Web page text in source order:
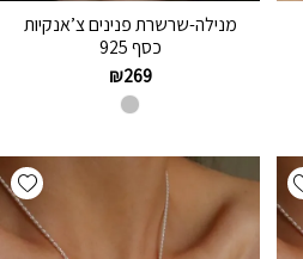
מנילה-שרשרת פנינים צ’אנקיות
כסף 925
₪269
Add